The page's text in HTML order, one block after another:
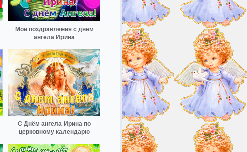
Мои поздравления с днем
ангела Ирина
С Днём ангела Ирина по
церковному календарю